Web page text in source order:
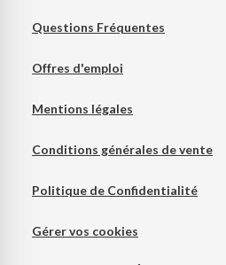
Questions Fréquentes
Offres d'emploi
Mentions légales
Conditions générales de vente
Politique de Confidentialité
Gérer vos cookies